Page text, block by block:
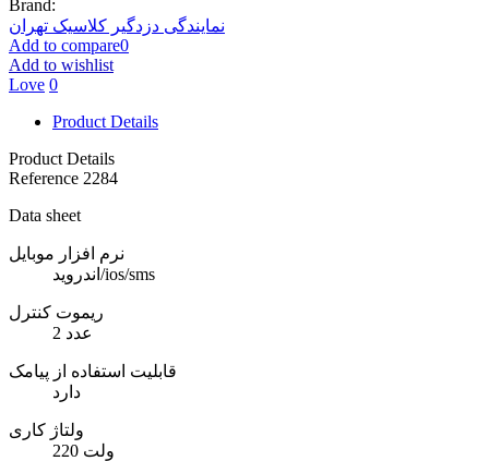
Brand:
نمایندگی دزدگیر کلاسیک تهران
Add to compare0
Add to wishlist
Love 0
Product Details
Product Details
Reference 2284
Data sheet
نرم افزار موبایل
اندروید/ios/sms
ریموت کنترل
2 عدد
قابلیت استفاده از پیامک
دارد
ولتاژ کاری
220 ولت